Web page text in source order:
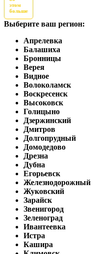
этом
больше
Выберите ваш регион:
Апрелевка
Балашиха
Бронницы
Верея
Видное
Волоколамск
Воскресенск
Высоковск
Голицыно
Дзержинский
Дмитров
Долгопрудный
Домодедово
Дрезна
Дубна
Егорьевск
Железнодорожный
Жуковский
Зарайск
Звенигород
Зеленоград
Ивантеевка
Истра
Кашира